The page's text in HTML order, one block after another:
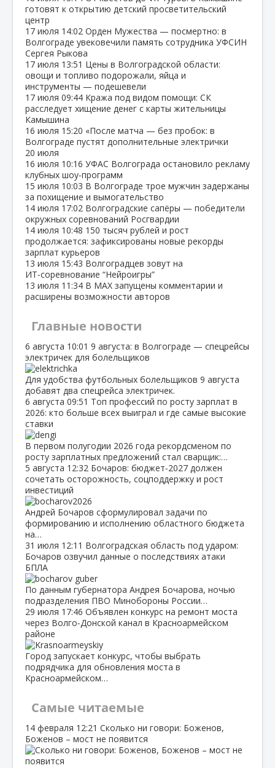
готовят к открытию детский просветительский
центр
17 июля 14:02 Орден Мужества — посмертно: в
Волгограде увековечили память сотрудника УФСИН
Сергея Рыкова
17 июля 13:51 Цены в Волгоградской области:
овощи и топливо подорожали, яйца и
инструменты — подешевели
17 июля 09:44 Кража под видом помощи: СК
расследует хищение денег с карты жительницы
Камышина
16 июля 15:20 «После матча — без пробок: в
Волгограде пустят дополнительные электрички
20 июля
16 июля 10:16 УФАС Волгограда остановило рекламу
клубных шоу‑программ
15 июля 10:03 В Волгограде трое мужчин задержаны
за похищение и вымогательство
14 июля 17:02 Волгоградские сапёры — победители
окружных соревнований Росгвардии
14 июля 10:48 150 тысяч рублей и рост
продолжается: зафиксированы новые рекорды
зарплат курьеров
13 июля 15:43 Волгоградцев зовут на
ИТ‑соревнование “Нейроигры”
13 июля 11:34 В МАХ запущены комментарии и
расширены возможности авторов
Главные новости
6 августа 10:01 9 августа: в Волгограде — спецрейсы
электричек для болельщиков
Для удобства футбольных болельщиков 9 августа
добавят два спецрейса электричек.
6 августа 09:51 Топ профессий по росту зарплат в
2026: кто больше всех выиграл и где самые высокие
ставки
В первом полугодии 2026 года рекордсменом по
росту зарплатных предложений стал сварщик:…
5 августа 12:32 Бочаров: бюджет‑2027 должен
сочетать осторожность, соцподдержку и рост
инвестиций
Андрей Бочаров сформулировал задачи по
формированию и исполнению областного бюджета
на…
31 июля 12:11 Волгоградская область под ударом:
Бочаров озвучил данные о последствиях атаки
БПЛА
По данным губернатора Андрея Бочарова, ночью
подразделения ПВО Минобороны России…
29 июля 17:46 Объявлен конкурс на ремонт моста
через Волго‑Донской канал в Красноармейском
районе
Город запускает конкурс, чтобы выбрать
подрядчика для обновления моста в
Красноармейском…
Самые читаемые
14 февраля 12:21 Сколько ни говори: Боженов,
Боженов – мост не появится